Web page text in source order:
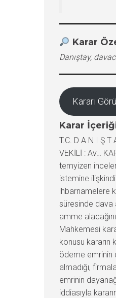
Karar
Danıştay,
Kararı
Karar
T.C. D A N I Ş T
VEKİLİ : Av…
temyizen
istemine
ihbarnamelere
süresinde dava
amme
Mahkemesi
konusu kararın
ödeme emrinin
almadığı,
emrinin
iddiasıyla